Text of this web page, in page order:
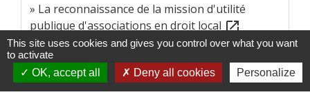
La reconnaissance de la mission d'utilité
publique d'associations en droit local open_in_new
Ministère chargé de la vie associative
Liste des associations reconnues d'utilité
publique (Arup) open_in_new
Ministère chargé de l'intérieur
This site uses cookies and gives you control over what you want
to activate
OK, accept all
Deny all cookies Personalize